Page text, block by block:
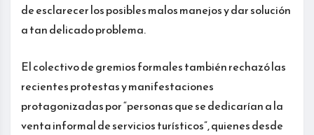
de esclarecer los posibles malos manejos y dar solución
a tan delicado problema.
El colectivo de gremios formales también rechazó las
recientes protestas y manifestaciones
protagonizadas por “personas que se dedicarían a la
venta informal de servicios turísticos”, quienes desde